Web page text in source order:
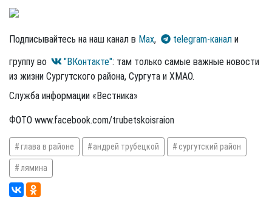
Подписывайтесь на наш канал в Max, telegram-канал и
группу во
"ВКонтакте": там только самые важные новости
из жизни Сургутского района, Сургута и ХМАО.
Служба информации «Вестника»
ФОТО www.facebook.com/trubetskoisraion
глава в районе андрей трубецкой сургутский район
лямина